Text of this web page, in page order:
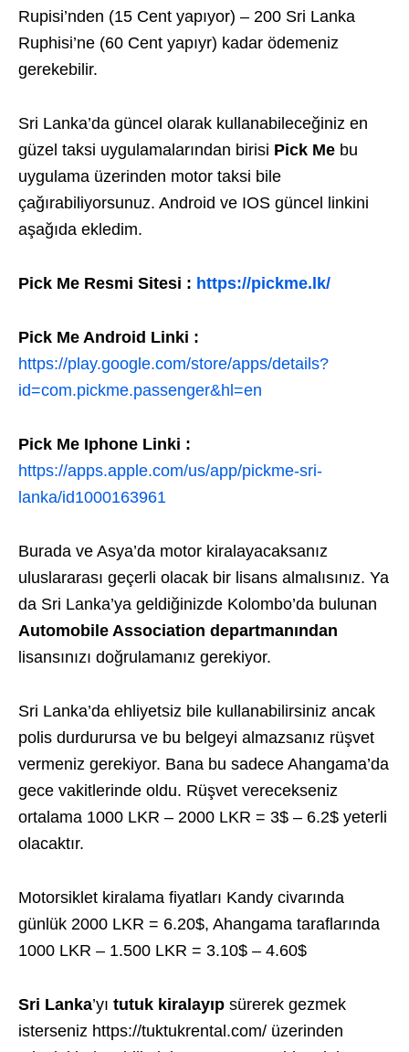
Rupisi’nden (15 Cent yapıyor) – 200 Sri Lanka
Ruphisi’ne (60 Cent yapıyr) kadar ödemeniz
gerekebilir.
Sri Lanka’da güncel olarak kullanabileceğiniz en
güzel taksi uygulamalarından birisi Pick Me bu
uygulama üzerinden motor taksi bile
çağırabiliyorsunuz. Android ve IOS güncel linkini
aşağıda ekledim.
Pick Me Resmi Sitesi : https://pickme.lk/
Pick Me Android Linki :
https://play.google.com/store/apps/details?
id=com.pickme.passenger&hl=en
Pick Me Iphone Linki :
https://apps.apple.com/us/app/pickme-sri-
lanka/id1000163961
Burada ve Asya’da motor kiralayacaksanız
uluslararası geçerli olacak bir lisans almalısınız. Ya
da Sri Lanka’ya geldiğinizde Kolombo’da bulunan
Automobile Association departmanından
lisansınızı doğrulamanız gerekiyor.
Sri Lanka’da ehliyetsiz bile kullanabilirsiniz ancak
polis durdurursa ve bu belgeyi almazsanız rüşvet
vermeniz gerekiyor. Bana bu sadece Ahangama’da
gece vakitlerinde oldu. Rüşvet verecekseniz
ortalama 1000 LKR – 2000 LKR = 3$ – 6.2$ yeterli
olacaktır.
Motorsiklet kiralama fiyatları Kandy civarında
günlük 2000 LKR = 6.20$, Ahangama taraflarında
1000 LKR – 1.500 LKR = 3.10$ – 4.60$
Sri Lanka’yı tutuk kiralayıp sürerek gezmek
isterseniz https://tuktukrental.com/ üzerinden